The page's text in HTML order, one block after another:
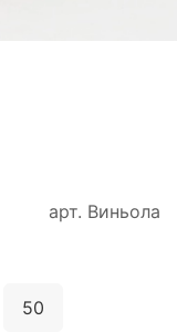
арт. Виньола
50